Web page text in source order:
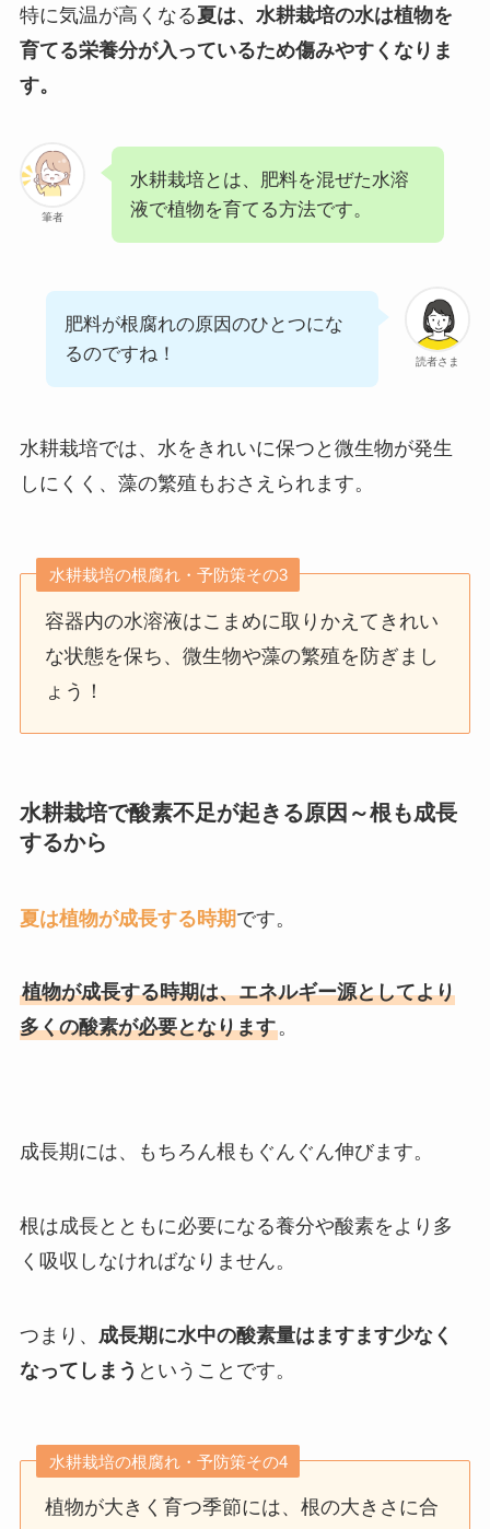
特に気温が高くなる夏は、水耕栽培の水は植物を
育てる栄養分が入っているため傷みやすくなりま
す。
筆者
水耕栽培とは、肥料を混ぜた水溶
液で植物を育てる方法です。
読者さま
肥料が根腐れの原因のひとつにな
るのですね！
水耕栽培では、水をきれいに保つと微生物が発生
しにくく、藻の繁殖もおさえられます。
水耕栽培の根腐れ・予防策その3
容器内の水溶液はこまめに取りかえてきれい
な状態を保ち、微生物や藻の繁殖を防ぎまし
ょう！
水耕栽培で酸素不足が起きる原因～根も成長
するから
夏は植物が成長する時期です。
植物が成長する時期は、エネルギー源としてより
多くの酸素が必要となります。
成長期には、もちろん根もぐんぐん伸びます。
根は成長とともに必要になる養分や酸素をより多
く吸収しなければなりません。
つまり、 成長期に水中の酸素量はますます少なく
なってしまう ということです。
水耕栽培の根腐れ・予防策その4
植物が大きく育つ季節には、根の大きさに合